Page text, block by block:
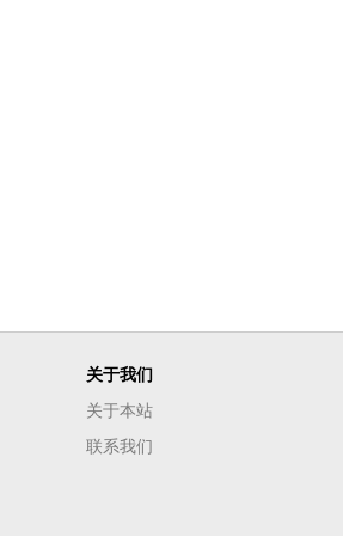
关于我们
关于本站
联系我们